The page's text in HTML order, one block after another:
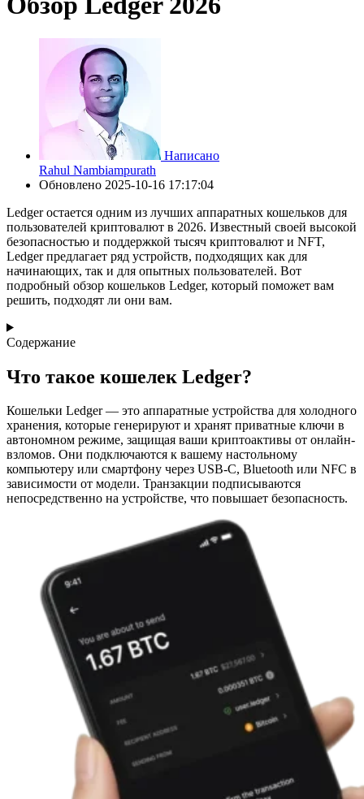
Написано
Rahul Nambiampurath
Обновлено 2025-10-16 17:17:04
Ledger остается одним из лучших аппаратных кошельков для
пользователей криптовалют в 2026. Известный своей высокой
безопасностью и поддержкой тысяч криптовалют и NFT,
Ledger предлагает ряд устройств, подходящих как для
начинающих, так и для опытных пользователей. Вот
подробный обзор кошельков Ledger, который поможет вам
решить, подходят ли они вам.
Содержание
Что такое кошелек Ledger?
Кошельки Ledger — это аппаратные устройства для холодного
хранения, которые генерируют и хранят приватные ключи в
автономном режиме, защищая ваши криптоактивы от онлайн-
взломов. Они подключаются к вашему настольному
компьютеру или смартфону через USB-C, Bluetooth или NFC в
зависимости от модели. Транзакции подписываются
непосредственно на устройстве, что повышает безопасность.